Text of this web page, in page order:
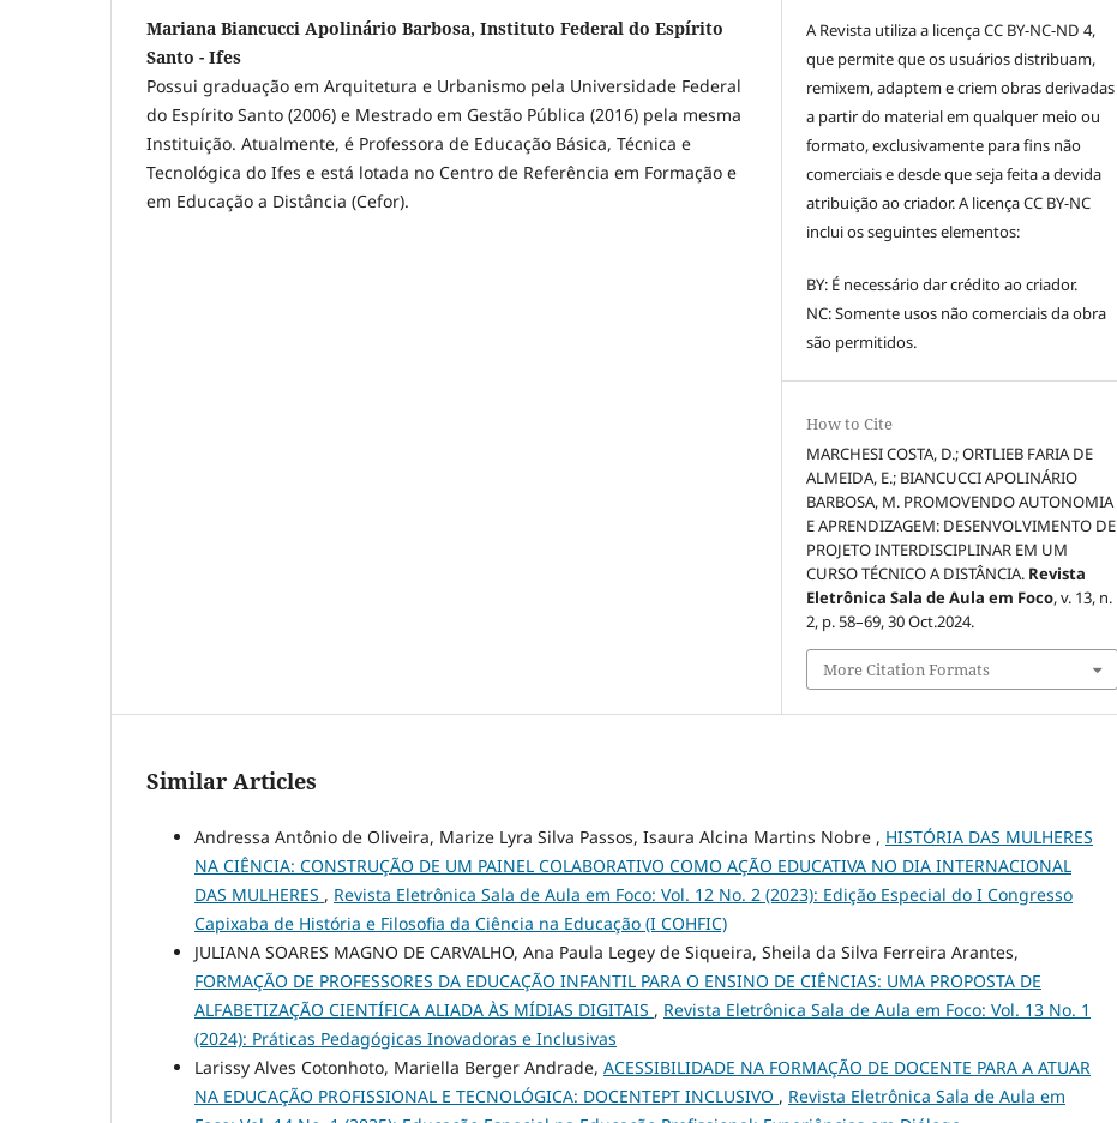
Mariana Biancucci Apolinário Barbosa, Instituto Federal do Espírito
Santo - Ifes
Possui graduação em Arquitetura e Urbanismo pela Universidade Federal
do Espírito Santo (2006) e Mestrado em Gestão Pública (2016) pela mesma
Instituição. Atualmente, é Professora de Educação Básica, Técnica e
Tecnológica do Ifes e está lotada no Centro de Referência em Formação e
em Educação a Distância (Cefor).
A Revista utiliza a licença CC BY-NC-ND 4,
que permite que os usuários distribuam,
remixem, adaptem e criem obras derivadas
a partir do material em qualquer meio ou
formato, exclusivamente para fins não
comerciais e desde que seja feita a devida
atribuição ao criador. A licença CC BY-NC
inclui os seguintes elementos:
BY: É necessário dar crédito ao criador.
NC: Somente usos não comerciais da obra
são permitidos.
How to Cite
MARCHESI COSTA, D.; ORTLIEB FARIA DE
ALMEIDA, E.; BIANCUCCI APOLINÁRIO
BARBOSA, M. PROMOVENDO AUTONOMIA
E APRENDIZAGEM: DESENVOLVIMENTO DE
PROJETO INTERDISCIPLINAR EM UM
CURSO TÉCNICO A DISTÂNCIA. Revista
Eletrônica Sala de Aula em Foco, v. 13, n.
2, p. 58–69, 30 Oct.2024.
More Citation Formats
Similar Articles
Andressa Antônio de Oliveira, Marize Lyra Silva Passos, Isaura Alcina Martins Nobre , HISTÓRIA DAS MULHERES
NA CIÊNCIA: CONSTRUÇÃO DE UM PAINEL COLABORATIVO COMO AÇÃO EDUCATIVA NO DIA INTERNACIONAL
DAS MULHERES , Revista Eletrônica Sala de Aula em Foco: Vol. 12 No. 2 (2023): Edição Especial do I Congresso
Capixaba de História e Filosofia da Ciência na Educação (I COHFIC)
JULIANA SOARES MAGNO DE CARVALHO, Ana Paula Legey de Siqueira, Sheila da Silva Ferreira Arantes,
FORMAÇÃO DE PROFESSORES DA EDUCAÇÃO INFANTIL PARA O ENSINO DE CIÊNCIAS: UMA PROPOSTA DE
ALFABETIZAÇÃO CIENTÍFICA ALIADA ÀS MÍDIAS DIGITAIS , Revista Eletrônica Sala de Aula em Foco: Vol. 13 No. 1
(2024): Práticas Pedagógicas Inovadoras e Inclusivas
Larissy Alves Cotonhoto, Mariella Berger Andrade, ACESSIBILIDADE NA FORMAÇÃO DE DOCENTE PARA A ATUAR
NA EDUCAÇÃO PROFISSIONAL E TECNOLÓGICA: DOCENTEPT INCLUSIVO , Revista Eletrônica Sala de Aula em